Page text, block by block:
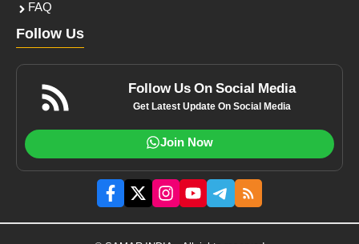
FAQ
Follow Us
Follow Us On Social Media
Get Latest Update On Social Media
Join Now